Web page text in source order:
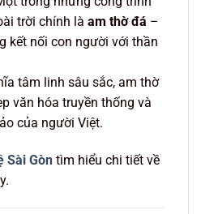
trời chính là am thờ đá –
kết nối con người với thần
tâm linh sâu sắc, am thờ
văn hóa truyền thống và
của người Việt.
Sài Gòn tìm hiểu chi tiết về